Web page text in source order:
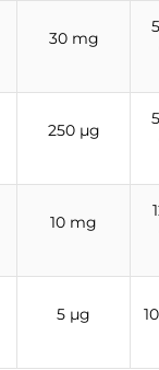
30 mg
250 µg
10 mg
5 µg